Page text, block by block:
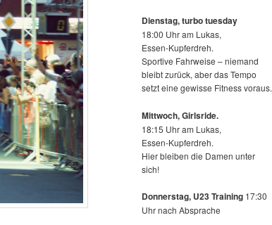
Dienstag, turbo tuesday
18:00 Uhr am Lukas,
Essen-Kupferdreh.
Sportive Fahrweise – niemand
bleibt zurück, aber das Tempo
setzt eine gewisse Fitness voraus.
Mittwoch,Girlsride.
18:15 Uhr am Lukas,
Essen-Kupferdreh.
Hier bleiben die Damen unter
sich!
Donnerstag, U23 Training 17:30
Uhr nach Absprache